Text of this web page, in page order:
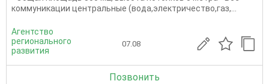
коммуникации центральные (вода,электричество,газ,...
Агентство
регионального
развития
07.08
Позвонить